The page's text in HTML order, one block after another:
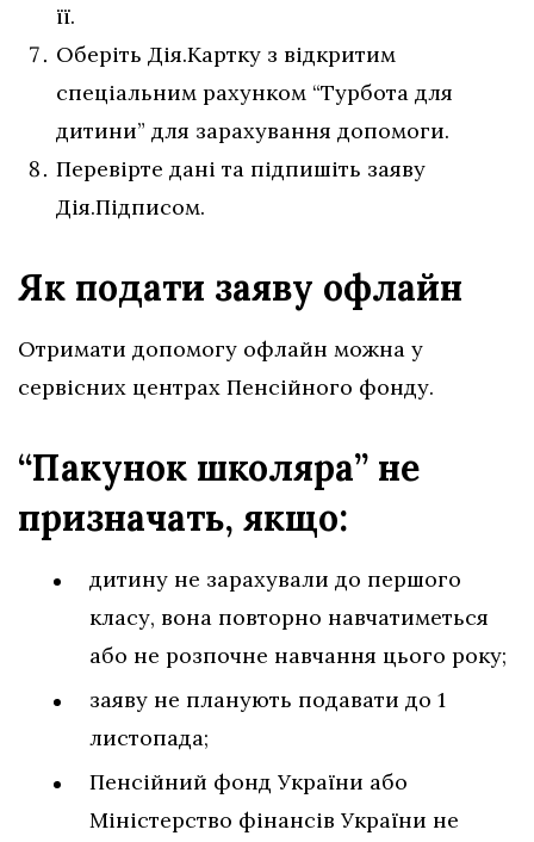
її.
Оберіть Дія.Картку з відкритим
спеціальним рахунком “Турбота для
дитини” для зарахування допомоги.
Перевірте дані та підпишіть заяву
Дія.Підписом.
Як подати заяву офлайн
Отримати допомогу офлайн можна у
сервісних центрах Пенсійного фонду.
“Пакунок школяра” не
призначать, якщо:
дитину не зарахували до першого
класу, вона повторно навчатиметься
або не розпочне навчання цього року;
заяву не планують подавати до 1
листопада;
Пенсійний фонд України або
Міністерство фінансів України не